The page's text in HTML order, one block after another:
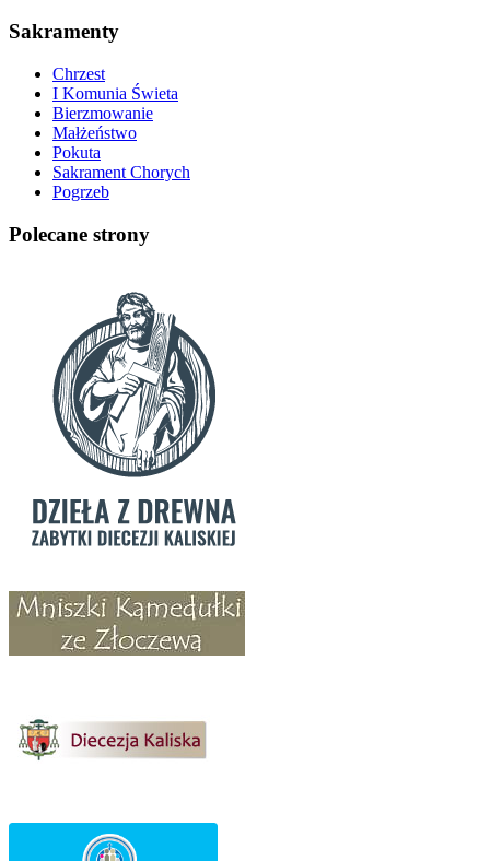
Sakramenty
Chrzest
I Komunia Świeta
Bierzmowanie
Małżeństwo
Pokuta
Sakrament Chorych
Pogrzeb
Polecane strony